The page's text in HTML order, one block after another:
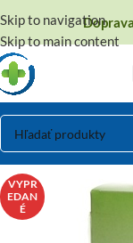
Skip to navigation
Skip to main content
VYPR
EDAN
É